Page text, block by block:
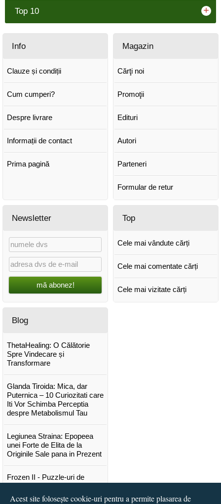
Top 10 +
Info
Clauze și condiții
Cum cumperi?
Despre livrare
Informații de contact
Prima pagină
Magazin
Cărţi noi
Promoţii
Edituri
Autori
Parteneri
Formular de retur
Newsletter
mă abonez!
Top
Cele mai vândute cărți
Cele mai comentate cărți
Cele mai vizitate cărți
Blog
ThetaHealing: O Călătorie
Spre Vindecare și
Transformare
Glanda Tiroida: Mica, dar
Puternica – 10 Curiozitati care
Iti Vor Schimba Perceptia
despre Metabolismul Tau
Legiunea Straina: Epopeea
unei Forte de Elita de la
Originile Sale pana in Prezent
Frozen II - Puzzle-uri de
Acest site folosește cookie-uri pentru a permite plasarea de